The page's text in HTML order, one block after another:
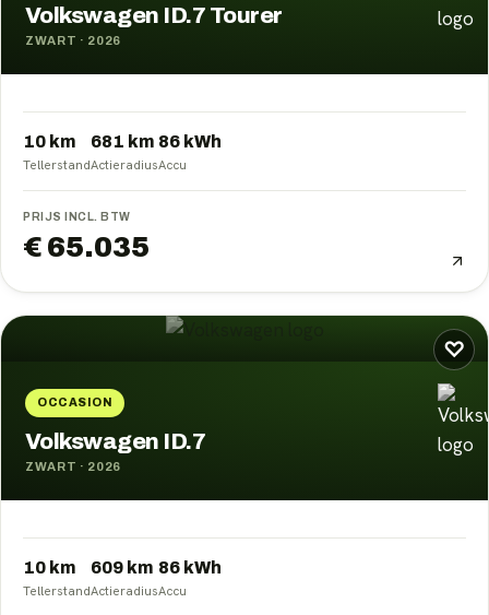
Volkswagen ID.7 Tourer
ZWART · 2026
10 km
Tellerstand
681 km
Actieradius
86 kWh
Accu
PRIJS INCL. BTW
€ 65.035
♡
OCCASION
Volkswagen ID.7
ZWART · 2026
10 km
Tellerstand
609 km
Actieradius
86 kWh
Accu